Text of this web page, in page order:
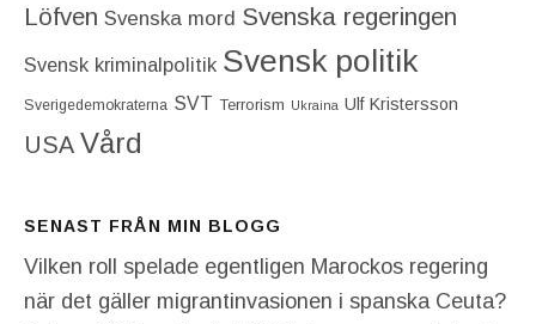
Löfven Svenska mord Svenska regeringen
Svensk kriminalpolitik Svensk politik
Sverigedemokraterna SVT Terrorism Ukraina Ulf Kristersson
USA Vård
SENAST FRÅN MIN BLOGG
Vilken roll spelade egentligen Marockos regering
när det gäller migrantinvasionen i spanska Ceuta?